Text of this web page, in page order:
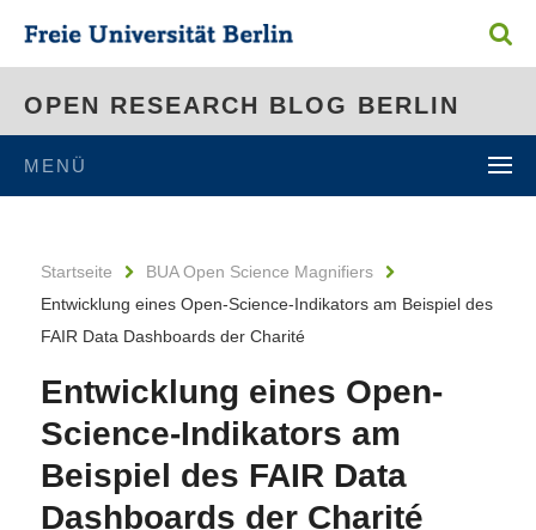
OPEN RESEARCH BLOG BERLIN
MENÜ
Startseite
BUA Open Science Magnifiers
Entwicklung eines Open-Science-Indikators am Beispiel des
FAIR Data Dashboards der Charité
Entwicklung eines Open-
Science-Indikators am
Beispiel des FAIR Data
Dashboards der Charité